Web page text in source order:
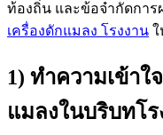
ท้องถิ่น และข้อจำกัดการ
เครื่องดักแมลง โรงงาน ใ
1) ทำความเข้า
แมลงในบริบทโร